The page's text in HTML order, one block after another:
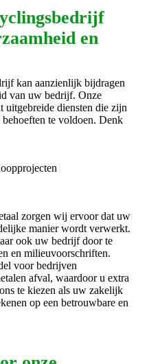
en
kan aanzienlijk bijdragen
van uw bedrijf. Onze
uitgebreide diensten die zijn
te voldoen. Denk
zorgen wij ervoor dat uw
manier wordt verwerkt.
ook uw bedrijf door te
en milieuvoorschriften.
voor bedrijven
afval, waardoor u extra
te kiezen als uw zakelijk
op een betrouwbare en